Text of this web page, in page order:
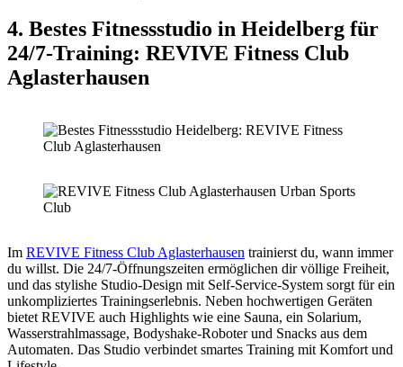
4. Bestes Fitnessstudio in Heidelberg für
24/7-Training: REVIVE Fitness Club
Aglasterhausen
Im REVIVE Fitness Club Aglasterhausen trainierst du, wann immer
du willst. Die 24/7-Öffnungszeiten ermöglichen dir völlige Freiheit,
und das stylishe Studio-Design mit Self-Service-System sorgt für ein
unkompliziertes Trainingserlebnis. Neben hochwertigen Geräten
bietet REVIVE auch Highlights wie eine Sauna, ein Solarium,
Wasserstrahlmassage, Bodyshake-Roboter und Snacks aus dem
Automaten. Das Studio verbindet smartes Training mit Komfort und